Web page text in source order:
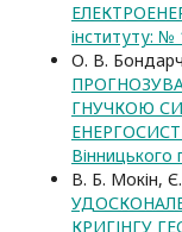
інституту: №
О. В.
ГНУЧКОЮ
Вінницького
В. Б. Мокін,
КРИГІНГУ